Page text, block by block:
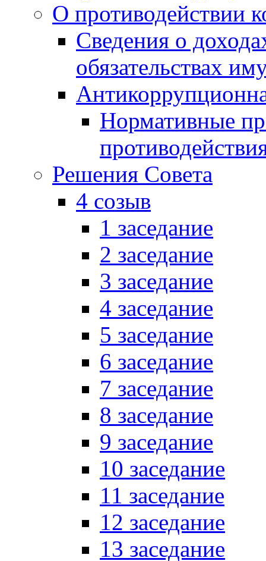
О противодействии
Сведения о
обязательствах
Нормативные
Решения Совета
4 созыв
1 заседание
2 заседание
3 заседание
4 заседание
5 заседание
6 заседание
7 заседание
8 заседание
9 заседание
10 заседание
11 заседание
12 заседание
13 заседание